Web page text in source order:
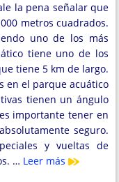
la pena señalar que
metros cuadrados.
uno de los más
tiene uno de los
tiene 5 km de largo.
en el parque acuático
tienen un ángulo
importante tener en
seguro.
y vueltas de
… Leer más